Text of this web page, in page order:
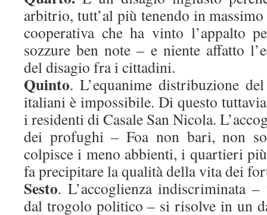
arbitrio, tutt’al più tenendo in
cooperativa che ha vinto l’appalto
sozzure ben note – e niente affatto
del disagio fra i cittadini.
Quinto. L’equanime distribuzione
italiani è impossibile. Di questo
i residenti di Casale San Nicola.
dei profughi – Foa non bari, non
colpisce i meno abbienti, i quartieri
fa precipitare la qualità della vita dei
Sesto. L’accoglienza indiscriminata
dal trogolo politico – si risolve in un